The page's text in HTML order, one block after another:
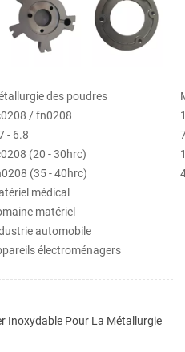
des poudres
/ fn0208
- 6.8
(20 - 30hrc)
(35 - 40hrc)
médical
matériel
automobile
électroménagers
Inoxydable Pour La Métallurgie